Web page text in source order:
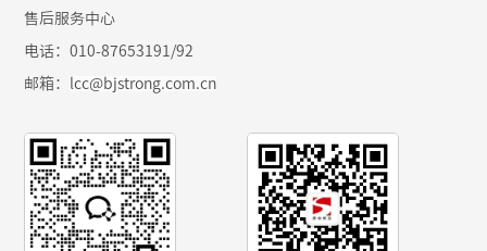
售后服务中心
电话：010-87653191/92
邮箱： lcc@bjstrong.com.cn